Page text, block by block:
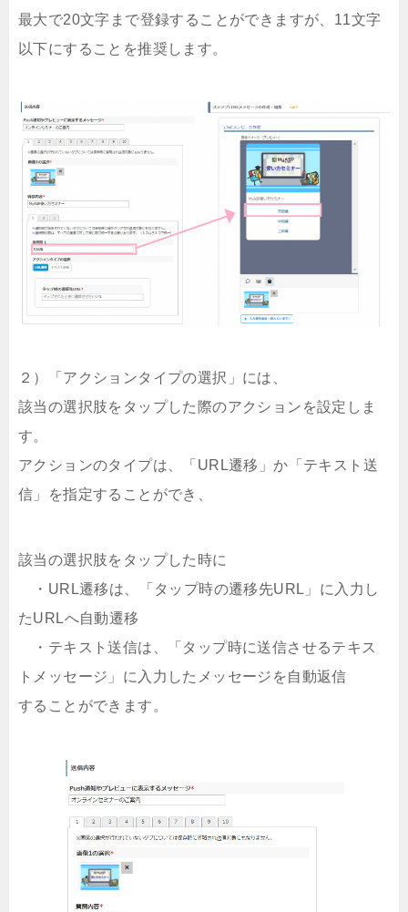
最大で20文字まで登録することができますが、11文字
以下にすることを推奨します。
２）「アクションタイプの選択」には、
該当の選択肢をタップした際のアクションを設定しま
す。
アクションのタイプは、「URL遷移」か「テキスト送
信」を指定することができ、
該当の選択肢をタップした時に
・URL遷移は、「タップ時の遷移先URL」に入力し
たURLへ自動遷移
・テキスト送信は、「タップ時に送信させるテキス
トメッセージ」に入力したメッセージを自動返信
することができます。